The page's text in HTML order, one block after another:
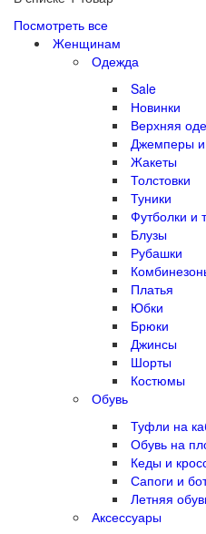
Посмотреть все
Женщинам
Одежда
Sale
Новинки
Верхняя
Джемперы и
Жакеты
Толстовки
Туники
Футболки и
Блузы
Рубашки
Платья
Юбки
Брюки
Джинсы
Шорты
Костюмы
Обувь
Туфли на
Обувь на
Кеды и
Сапоги и
Летняя
Аксессуары